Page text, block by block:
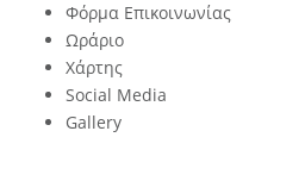
Φόρμα Επικοινωνίας
Ωράριο
Χάρτης
Social Media
Gallery